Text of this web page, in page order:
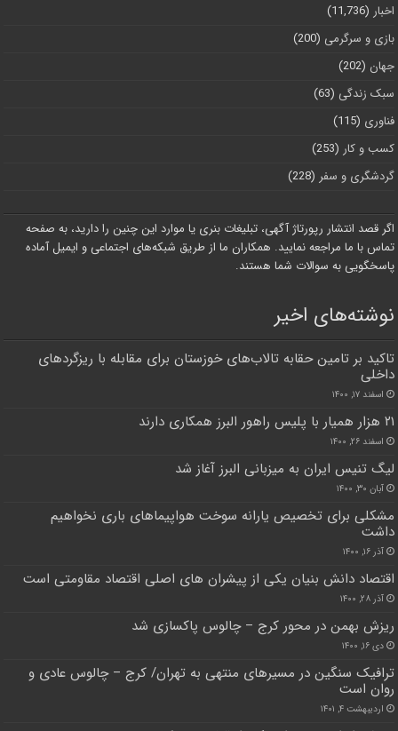
اخبار (11,736)
بازی و سرگرمی (200)
جهان (202)
سبک زندگی (63)
فناوری (115)
کسب و کار (253)
گردشگری و سفر (228)
اگر قصد انتشار رپورتاژ آگهی، تبلیغات بنری یا موارد این چنین را دارید، به صفحه
تماس با ما مراجعه نمایید. همکاران ما از طریق شبکه‌های اجتماعی و ایمیل آماده
پاسخگویی به سوالات شما هستند.
نوشته‌های اخیر
تاکید بر تامین حقابه تالاب‌های خوزستان برای مقابله با ریزگردهای
داخلی
اسفند ۱۷, ۱۴۰۰
۲۱ هزار همیار با پلیس راهور البرز همکاری دارند
اسفند ۲۶, ۱۴۰۰
لیگ تنیس ایران به میزبانی البرز آغاز شد
آبان ۳۰, ۱۴۰۰
مشکلی برای تخصیص یارانه سوخت هواپیماهای باری نخواهیم
داشت
آذر ۱۶, ۱۴۰۰
اقتصاد دانش بنیان یکی از پیشران های اصلی اقتصاد مقاومتی است
آذر ۲۸, ۱۴۰۰
ریزش بهمن در محور کرج – چالوس پاکسازی شد
دی ۱۶, ۱۴۰۰
ترافیک سنگین در مسیرهای منتهی به تهران/ کرج – چالوس عادی و
روان است
اردیبهشت ۴, ۱۴۰۱